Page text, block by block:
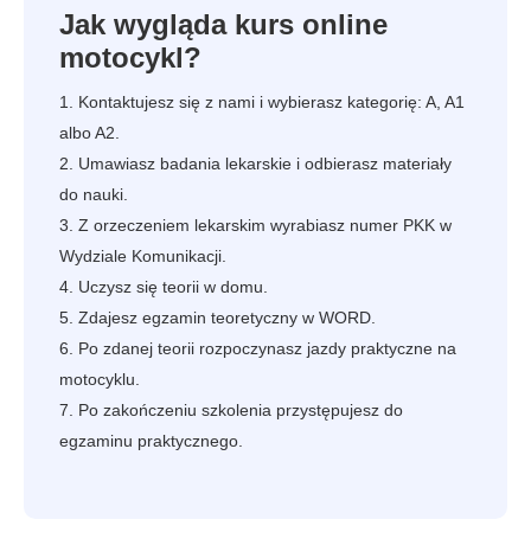
Jak wygląda kurs online
motocykl?
Kontaktujesz się z nami i wybierasz kategorię: A, A1
albo A2.
Umawiasz badania lekarskie i odbierasz materiały
do nauki.
Z orzeczeniem lekarskim wyrabiasz numer PKK w
Wydziale Komunikacji.
Uczysz się teorii w domu.
Zdajesz egzamin teoretyczny w WORD.
Po zdanej teorii rozpoczynasz jazdy praktyczne na
motocyklu.
Po zakończeniu szkolenia przystępujesz do
egzaminu praktycznego.